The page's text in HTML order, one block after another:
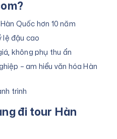
Quốc hơn 10 năm
lệ đậu cao
không phụ thu ẩn
– am hiểu văn hóa Hàn
trình
đi tour Hàn